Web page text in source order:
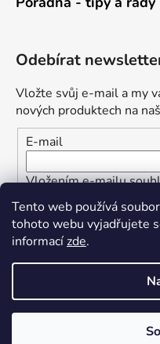
Tento web používá
tohoto webu vyjadřujete
informacízde.
Odebírat
Vložte svůj e-mail a my
nových produktech na
E-mail
Vložením e-mailu
osobních údajů
PŘIHLÁSIT SE